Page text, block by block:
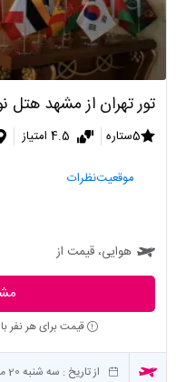
تور تهران از مشهد هتل
5ستاره 4.5 امتیاز
موقعیتنظرات
هوایی، قیمت از
قیمت برای هر نفر
از تاریخ : سه شنبه 20 مرداد (3 شب)